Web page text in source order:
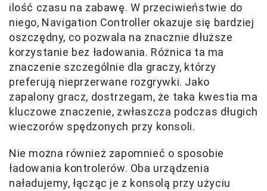
ilość czasu na zabawę. W przeciwieństwie do
niego, Navigation Controller okazuje się bardziej
oszczędny, co pozwala na znacznie dłuższe
korzystanie bez ładowania. Różnica ta ma
znaczenie szczególnie dla graczy, którzy
preferują nieprzerwane rozgrywki. Jako
zapalony gracz, dostrzegam, że taka kwestia ma
kluczowe znaczenie, zwłaszcza podczas długich
wieczorów spędzonych przy konsoli.
Nie można również zapomnieć o sposobie
ładowania kontrolerów. Oba urządzenia
naładujemy, łącząc je z konsolą przy użyciu